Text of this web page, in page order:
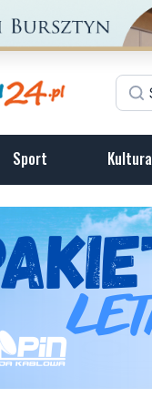
Sport Kultura